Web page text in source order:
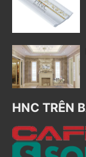
HNC TRÊN